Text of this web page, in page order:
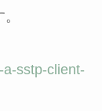
sstp-client-